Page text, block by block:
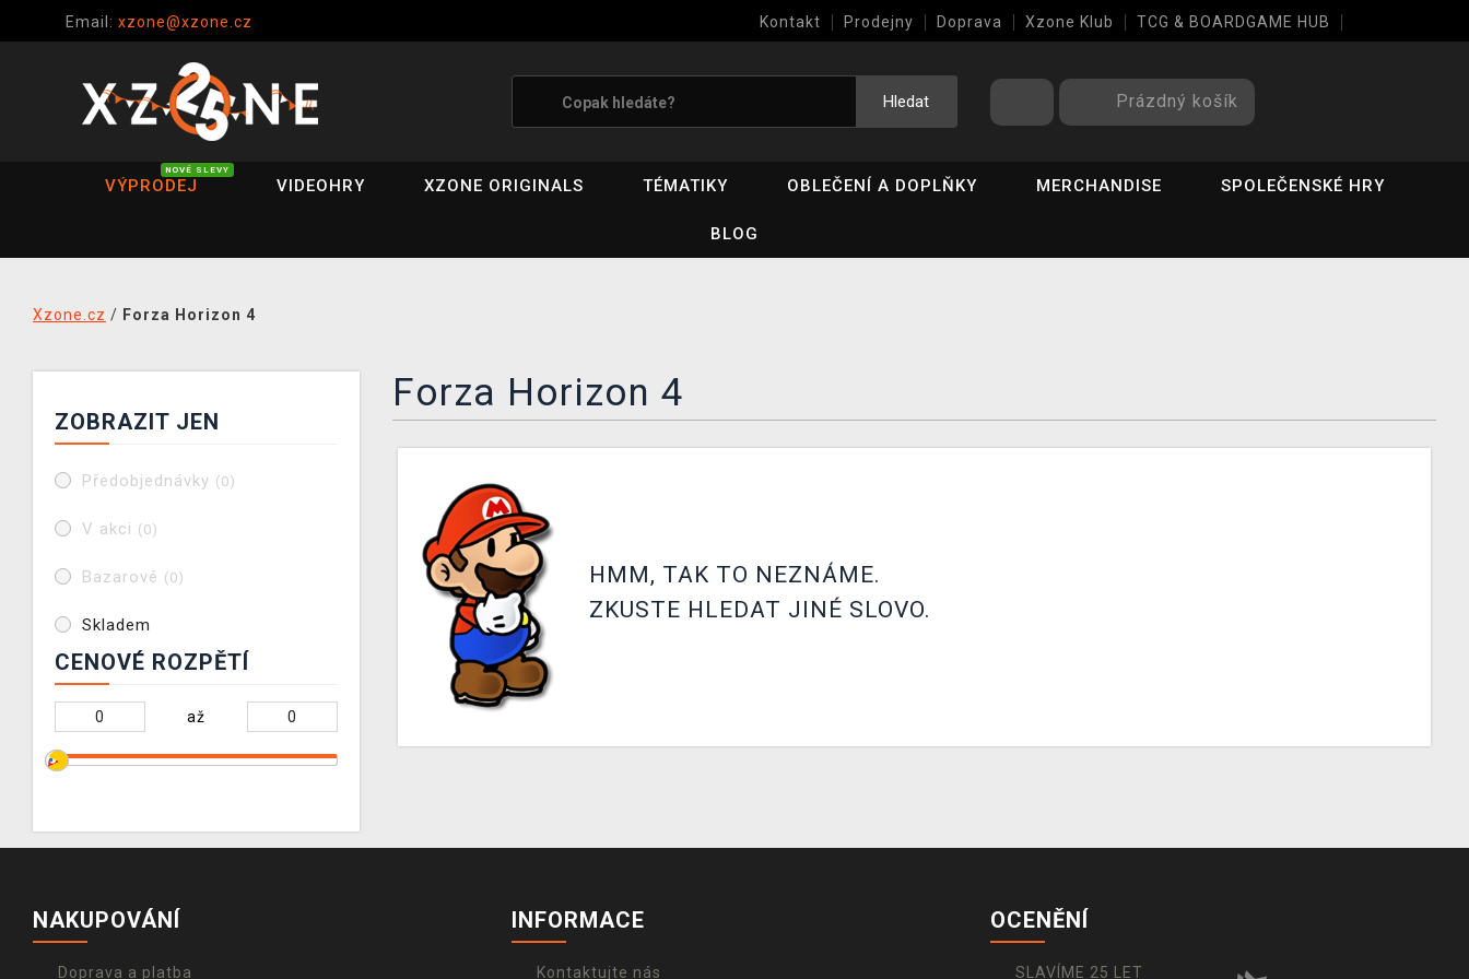
Email: xzone@xzone.cz Kontakt Prodejny Doprava Xzone Klub TCG & BOARDGAME HUB
Hledat Prázdný košík
VÝPRODEJ
NOVÉ SLEVY
VIDEOHRY XZONE ORIGINALS TÉMATIKY OBLEČENÍ A DOPLŇKY MERCHANDISE SPOLEČENSKÉ HRY
BLOG
Xzone.cz / Forza Horizon 4
ZOBRAZIT JEN
Předobjednávky (0)
V akci (0)
Bazarové (0)
Skladem
CENOVÉ ROZPĚTÍ
až
Forza Horizon 4
HMM, TAK TO NEZNÁME.
ZKUSTE HLEDAT JINÉ SLOVO.
NAKUPOVÁNÍ
Doprava a platba
INFORMACE
Kontaktujte nás
OCENĚNÍ
SLAVÍME 25 LET